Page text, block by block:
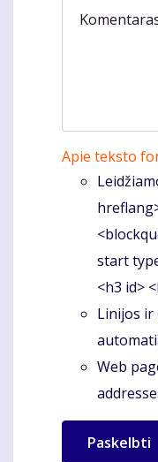
Apie teksto
start
<h3 id>
Linijos
Web